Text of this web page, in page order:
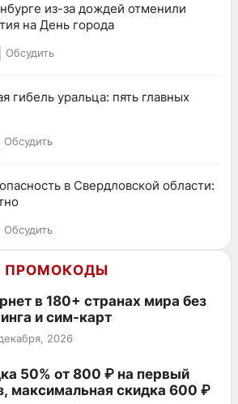
из-за дождей отменили
на День города
Обсудить
гибель уральца: пять главных
Обсудить
в Свердловской области:
Обсудить
ПРОМОКОДЫ
в 180+ странах мира без
и сим-карт
2026
50% от 800 ₽ на первый
максимальная скидка 600 ₽